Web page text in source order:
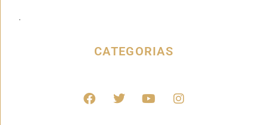
.
CATEGORIAS